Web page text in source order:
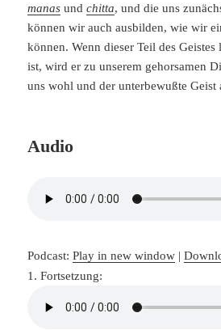
manas undchitta, und die uns
können wir auch ausbilden, wie wir
können. Wenn dieser Teil des Geistes
ist, wird er zu unserem gehorsamen
uns wohl und der unterbewußte Geist
Audio
Podcast:Play in new window |
1. Fortsetzung: